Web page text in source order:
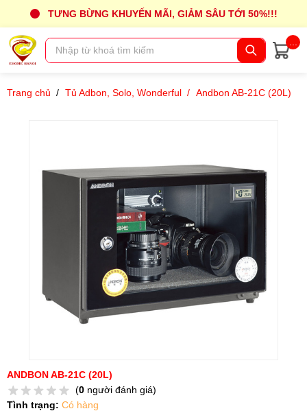
TƯNG BỪNG KHUYẾN MÃI, GIẢM SÂU TỚI 50%!!!
Trang chủ / Tủ Adbon, Solo, Wonderful / Andbon AB-21C (20L)
ANDBON AB-21C (20L)
(0 người đánh giá)
Tình trạng: Có hàng